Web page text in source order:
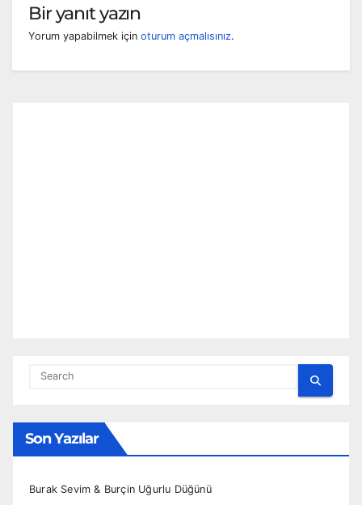
Bir yanıt yazın
Yorum yapabilmek için oturum açmalısınız.
Son Yazılar
Burak Sevim & Burçin Uğurlu Düğünü